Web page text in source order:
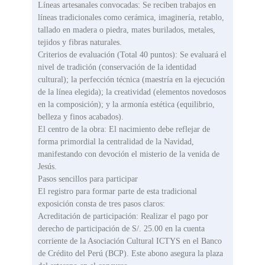
Líneas artesanales convocadas: Se reciben trabajos en
líneas tradicionales como cerámica, imaginería, retablo,
tallado en madera o piedra, mates burilados, metales,
tejidos y fibras naturales.
Criterios de evaluación (Total 40 puntos): Se evaluará el
nivel de tradición (conservación de la identidad
cultural); la perfección técnica (maestría en la ejecución
de la línea elegida); la creatividad (elementos novedosos
en la composición); y la armonía estética (equilibrio,
belleza y finos acabados).
El centro de la obra: El nacimiento debe reflejar de
forma primordial la centralidad de la Navidad,
manifestando con devoción el misterio de la venida de
Jesús.
Pasos sencillos para participar
El registro para formar parte de esta tradicional
exposición consta de tres pasos claros:
Acreditación de participación: Realizar el pago por
derecho de participación de S/. 25.00 en la cuenta
corriente de la Asociación Cultural ICTYS en el Banco
de Crédito del Perú (BCP). Este abono asegura la plaza